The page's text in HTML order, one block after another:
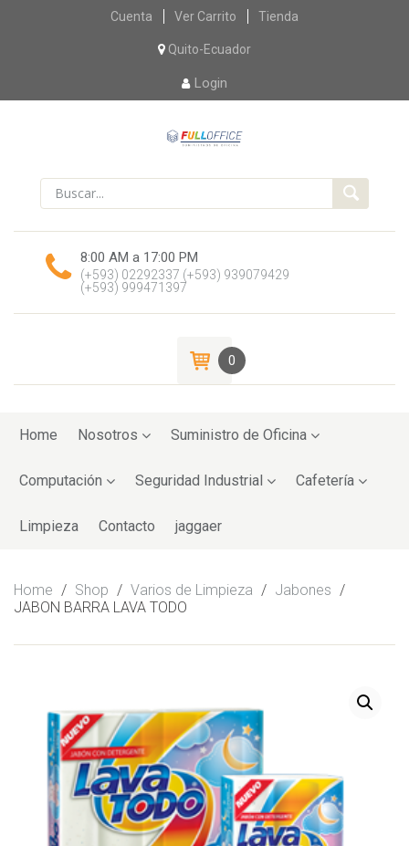
Skip
content
Cuenta Ver Carrito Tienda
Quito-Ecuador
Login
8:00 AM a 17:00 PM
(+593) 02292337 (+593) 939079429
(+593) 999471397
0
toHome Nosotros Suministro de Oficina
Computación Seguridad Industrial Cafetería
Limpieza Contacto jaggaer
Home / Shop / Varios de Limpieza / Jabones /
JABON BARRA LAVA TODO